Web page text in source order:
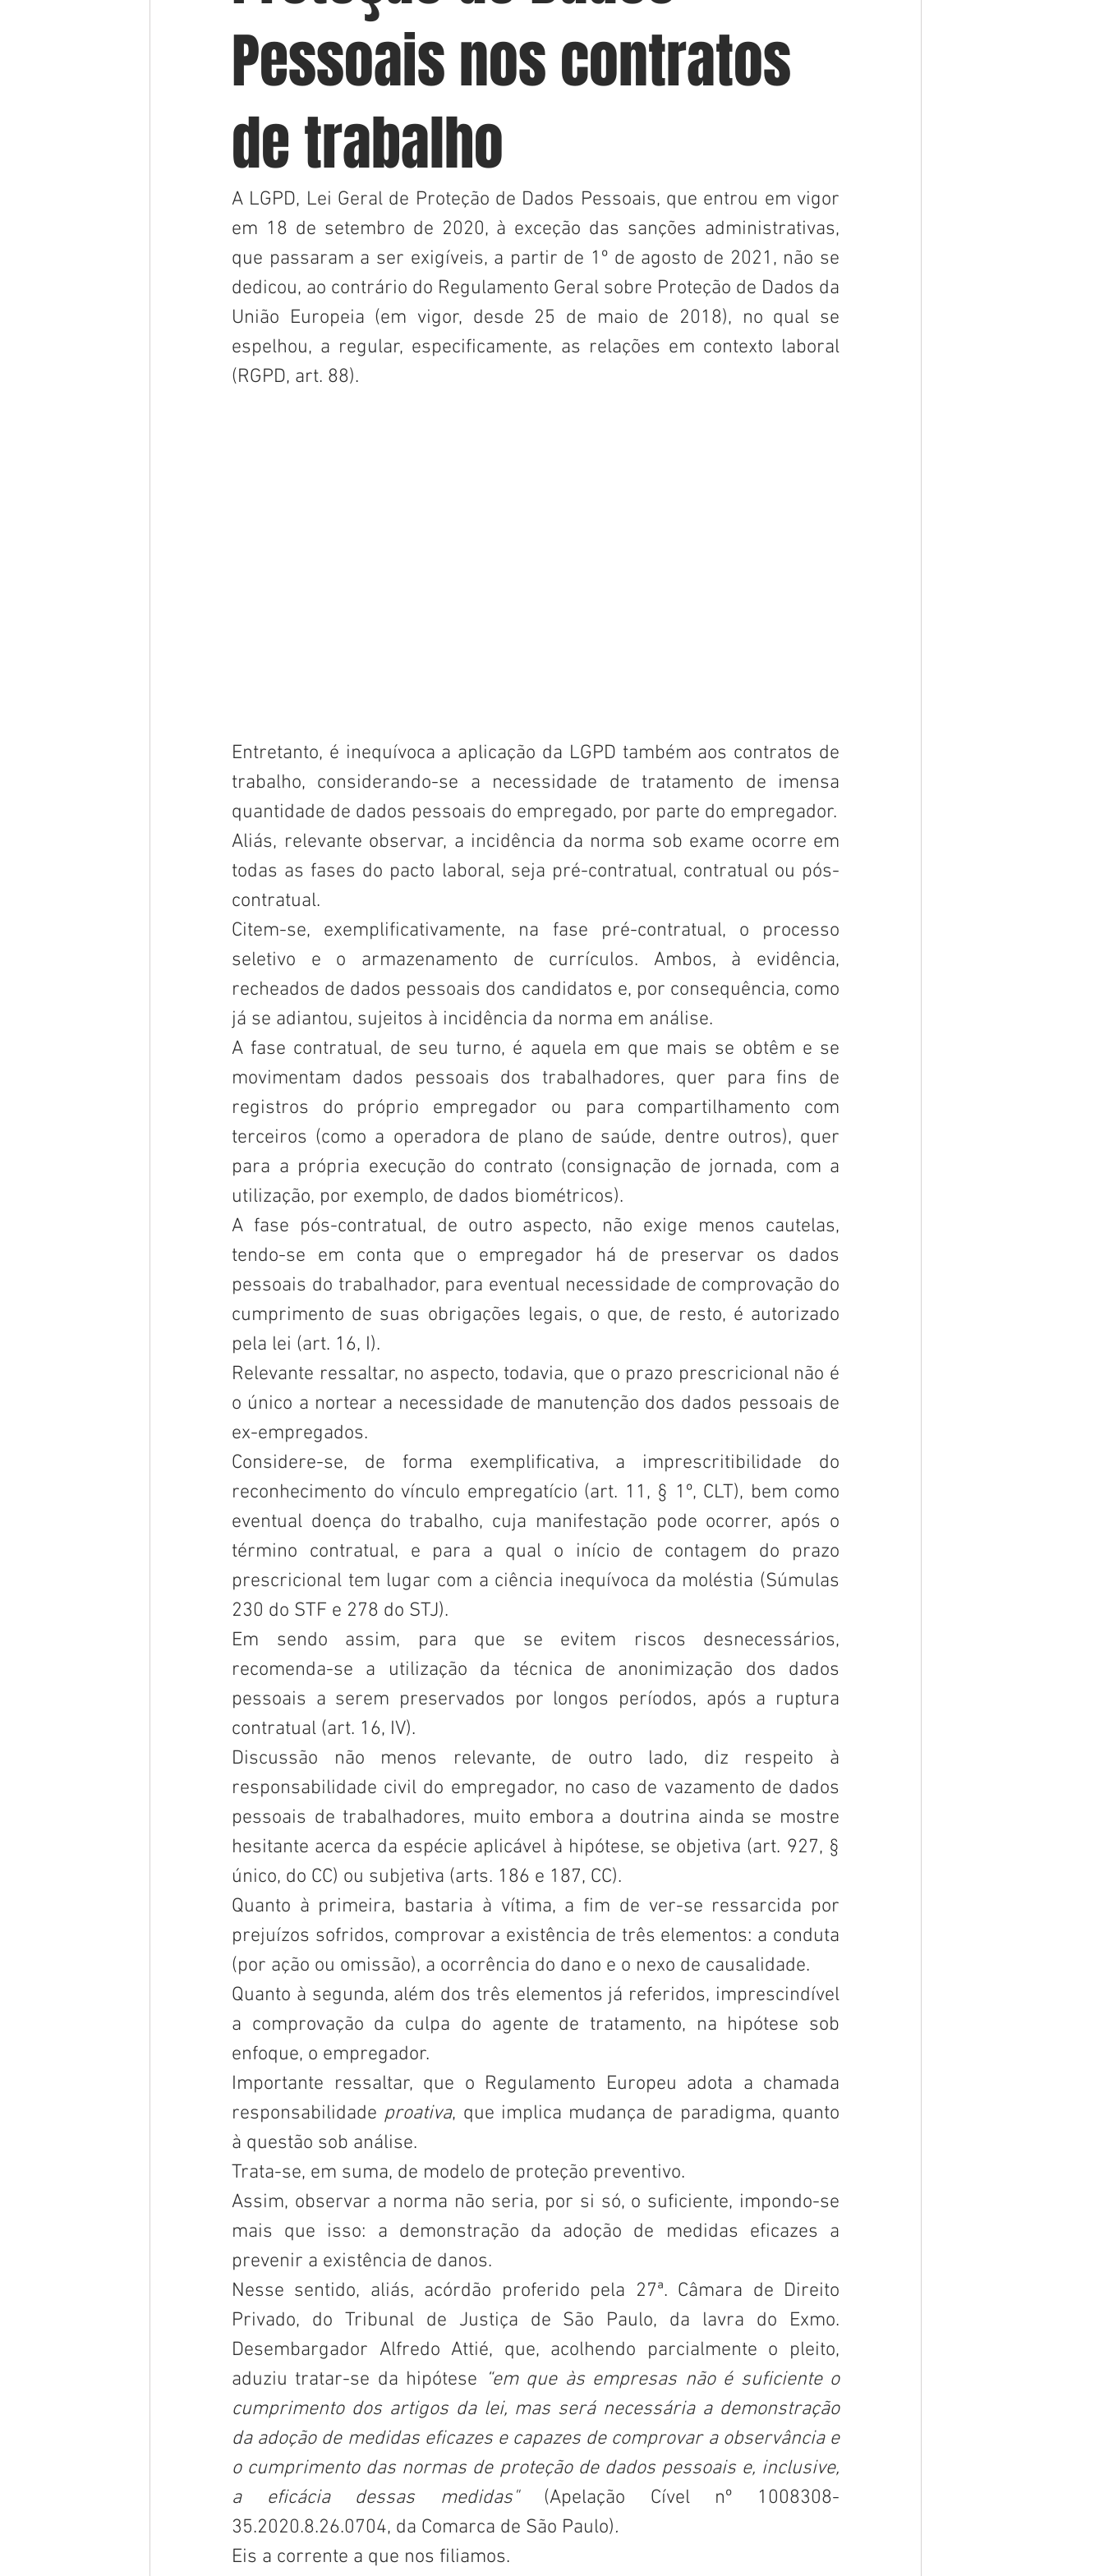
Pessoais nos contratos
de trabalho
A LGPD, Lei Geral de Proteção de Dados Pessoais, que entrou em vigor
em 18 de setembro de 2020, à exceção das sanções administrativas,
que passaram a ser exigíveis, a partir de 1º de agosto de 2021, não se
dedicou, ao contrário do Regulamento Geral sobre Proteção de Dados da
União Europeia (em vigor, desde 25 de maio de 2018), no qual se
espelhou, a regular, especificamente, as relações em contexto laboral
(RGPD, art. 88).
Entretanto, é inequívoca a aplicação da LGPD também aos contratos de
trabalho, considerando-se a necessidade de tratamento de imensa
quantidade de dados pessoais do empregado, por parte do empregador.
Aliás, relevante observar, a incidência da norma sob exame ocorre em
todas as fases do pacto laboral, seja pré-contratual, contratual ou pós-
contratual.
Citem-se, exemplificativamente, na fase pré-contratual, o processo
seletivo e o armazenamento de currículos. Ambos, à evidência,
recheados de dados pessoais dos candidatos e, por consequência, como
já se adiantou, sujeitos à incidência da norma em análise.
A fase contratual, de seu turno, é aquela em que mais se obtêm e se
movimentam dados pessoais dos trabalhadores, quer para fins de
registros do próprio empregador ou para compartilhamento com
terceiros (como a operadora de plano de saúde, dentre outros), quer
para a própria execução do contrato (consignação de jornada, com a
utilização, por exemplo, de dados biométricos).
A fase pós-contratual, de outro aspecto, não exige menos cautelas,
tendo-se em conta que o empregador há de preservar os dados
pessoais do trabalhador, para eventual necessidade de comprovação do
cumprimento de suas obrigações legais, o que, de resto, é autorizado
pela lei (art. 16, I).
Relevante ressaltar, no aspecto, todavia, que o prazo prescricional não é
o único a nortear a necessidade de manutenção dos dados pessoais de
ex-empregados.
Considere-se, de forma exemplificativa, a imprescritibilidade do
reconhecimento do vínculo empregatício (art. 11, § 1º, CLT), bem como
eventual doença do trabalho, cuja manifestação pode ocorrer, após o
término contratual, e para a qual o início de contagem do prazo
prescricional tem lugar com a ciência inequívoca da moléstia (Súmulas
230 do STF e 278 do STJ).
Em sendo assim, para que se evitem riscos desnecessários,
recomenda-se a utilização da técnica de anonimização dos dados
pessoais a serem preservados por longos períodos, após a ruptura
contratual (art. 16, IV).
Discussão não menos relevante, de outro lado, diz respeito à
responsabilidade civil do empregador, no caso de vazamento de dados
pessoais de trabalhadores, muito embora a doutrina ainda se mostre
hesitante acerca da espécie aplicável à hipótese, se objetiva (art. 927, §
único, do CC) ou subjetiva (arts. 186 e 187, CC).
Quanto à primeira, bastaria à vítima, a fim de ver-se ressarcida por
prejuízos sofridos, comprovar a existência de três elementos: a conduta
(por ação ou omissão), a ocorrência do dano e o nexo de causalidade.
Quanto à segunda, além dos três elementos já referidos, imprescindível
a comprovação da culpa do agente de tratamento, na hipótese sob
enfoque, o empregador.
Importante ressaltar, que o Regulamento Europeu adota a chamada
responsabilidade proativa, que implica mudança de paradigma, quanto
à questão sob análise.
Trata-se, em suma, de modelo de proteção preventivo.
Assim, observar a norma não seria, por si só, o suficiente, impondo-se
mais que isso: a demonstração da adoção de medidas eficazes a
prevenir a existência de danos.
Nesse sentido, aliás, acórdão proferido pela 27ª. Câmara de Direito
Privado, do Tribunal de Justiça de São Paulo, da lavra do Exmo.
Desembargador Alfredo Attié, que, acolhendo parcialmente o pleito,
aduziu tratar-se da hipótese “em que às empresas não é suficiente o
cumprimento dos artigos da lei, mas será necessária a demonstração
da adoção de medidas eficazes e capazes de comprovar a observância e
o cumprimento das normas de proteção de dados pessoais e, inclusive,
a eficácia dessas medidas" (Apelação Cível nº 1008308-
35.2020.8.26.0704, da Comarca de São Paulo).
Eis a corrente a que nos filiamos.